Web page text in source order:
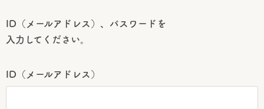
ID（メールアドレス）、パスワードを
入力してください。
ID（メールアドレス）